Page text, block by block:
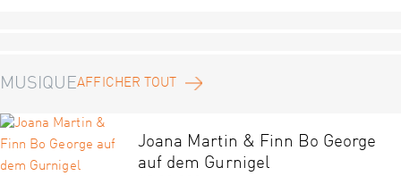
MUSIQUEAFFICHER TOUT
Joana Martin & Finn Bo George
auf dem Gurnigel